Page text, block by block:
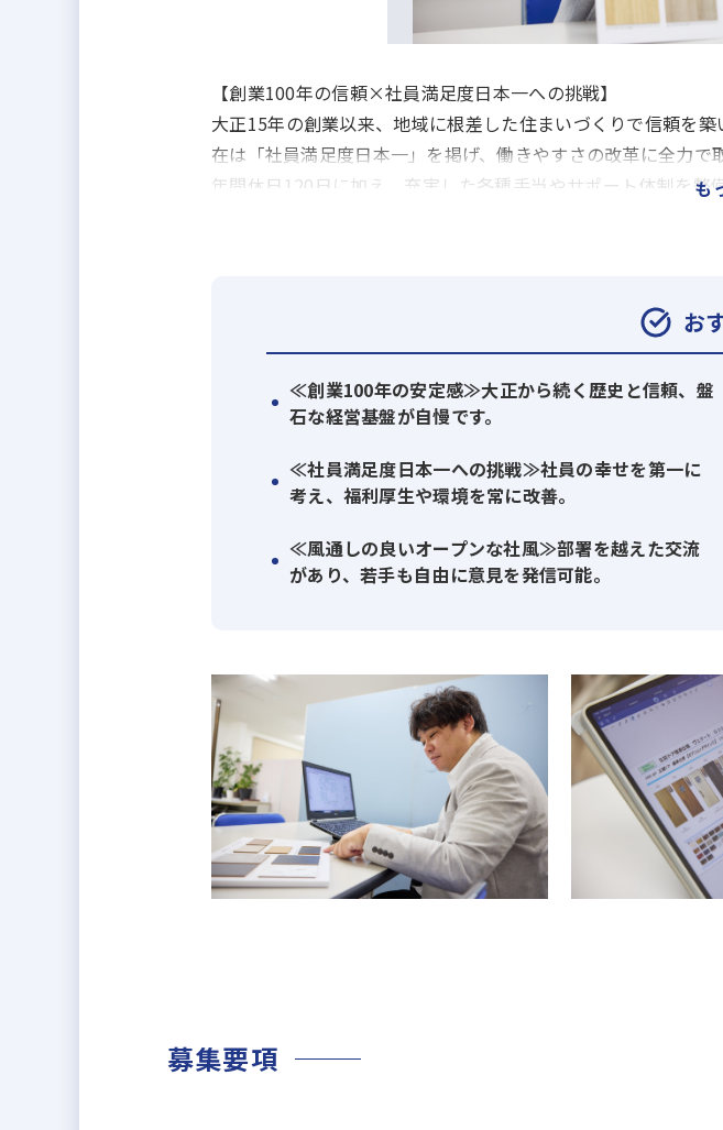
【創業100年の信頼×社員満足度日本一への挑戦】
大正15年の創業以来、地域に根差した住まいづくりで信頼を
在は「社員満足度日本一」を掲げ、働きやすさの改革に全力で
年間休日120日に加え、充実した各種手当やサポート体制を整
「仕事も生活も大切にしたい」「地域に貢献しながらプロと
も
お
≪創業100年の安定感≫大正から続く歴史と信頼、盤
石な経営基盤が自慢です。
≪社員満足度日本一への挑戦≫社員の幸せを第一に
考え、福利厚生や環境を常に改善。
≪風通しの良いオープンな社風≫部署を越えた交流
があり、若手も自由に意見を発信可能。
募集要項